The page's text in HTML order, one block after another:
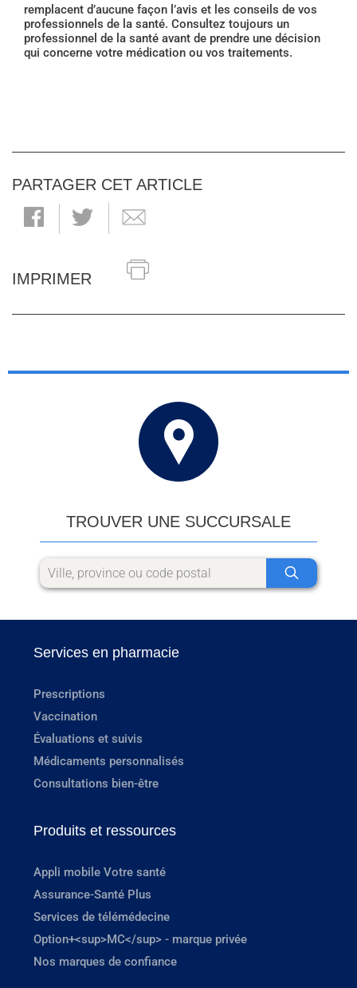
remplacent d’aucune façon l’avis et les conseils de vos
professionnels de la santé. Consultez toujours un
professionnel de la santé avant de prendre une décision
qui concerne votre médication ou vos traitements.
PARTAGER CET ARTICLE
IMPRIMER
TROUVER UNE SUCCURSALE
Services en pharmacie
Prescriptions
Vaccination
Évaluations et suivis
Médicaments personnalisés
Consultations bien-être
Produits et ressources
Appli mobile Votre santé
Assurance-Santé Plus
Services de télémédecine
Option+<sup>MC</sup> - marque privée
Nos marques de confiance